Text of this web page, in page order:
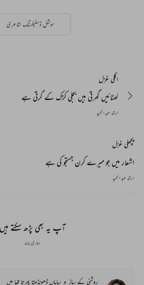
سوشل ڈسٹینسنگ شاعری
اگلی غزل
گھٹائیں گھرتی ہیں بجلی کڑک کے گرتی ہے
ارشد عبد الحمید
پچھلی غزل
اشعار میں جو میرے کرن جستجو کی ہے
ارشد عبد الحمید
آپ یہ بھی پڑھ سکتے ہیں
ہماری پسند
روشنی کے ساز_و_ساماں ڈھونڈھتا پھرتا تھا میں